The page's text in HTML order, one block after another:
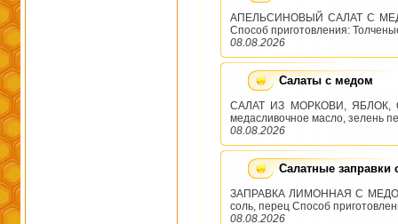
АПЕЛЬСИНОВЫЙ САЛАТ С
Способ приготовления:
08.08.2026
Салаты с медом
САЛАТ ИЗ МОРКОВИ, ЯБЛОК,
медасливочное масло, зелень
08.08.2026
Салатные заправки
ЗАПРАВКА ЛИМОННАЯ С МЕДОМ
соль, перец Способ
08.08.2026